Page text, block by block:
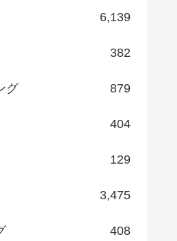
6,139
382
グ 879
404
129
3,475
408